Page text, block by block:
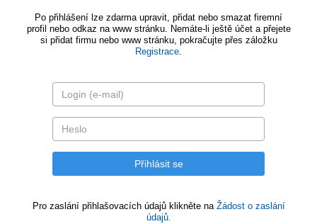
Po přihlášení lze zdarma upravit, přidat nebo smazat firemní
profil nebo odkaz na www stránku. Nemáte-li ještě účet a přejete
si přidat firmu nebo www stránku, pokračujte přes záložku
Registrace.
Pro zaslání přihlašovacích údajů klikněte na Žádost o zaslání
údajů.